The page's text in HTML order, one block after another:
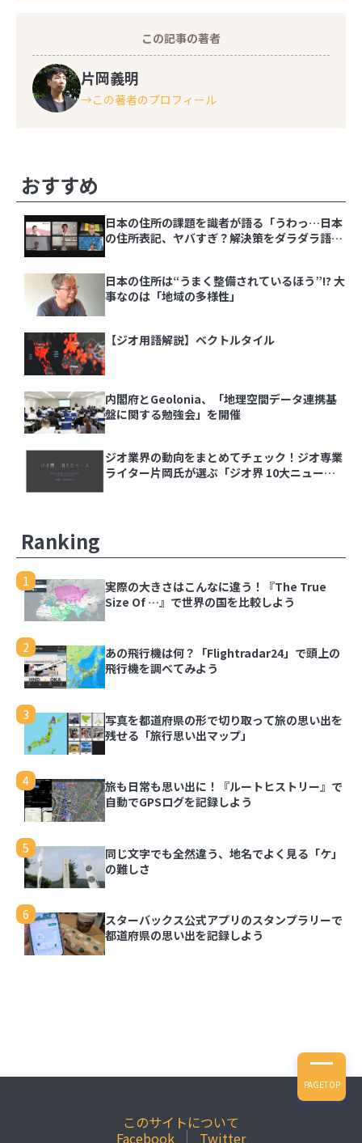
この記事の著者
片岡義明
この著者のプロフィール
その他の記事
おすすめ
日本の住所の課題を識者が語る「うわっ…日本
の住所表記、ヤバすぎ？解決策をダラダラ語る
日本の住所は“うまく整備されているほう”!? 大
事なのは「地域の多様性」
【ジオ用語解説】ベクトルタイル
内閣府とGeolonia、「地理空間データ連携基
盤に関する勉強会」を開催
ジオ業界の動向をまとめてチェック！ジオ専業
ライター片岡氏が選ぶ「ジオ界 10大ニュース
Ranking
1
実際の大きさはこんなに違う！『The True
Size Of …』で世界の国を比較しよう
2
あの飛行機は何？「Flightradar24」で頭上の
飛行機を調べてみよう
3
写真を都道府県の形で切り取って旅の思い出を
残せる「旅行思い出マップ」
4
旅も日常も思い出に！『ルートヒストリー』で
自動でGPSログを記録しよう
5
同じ文字でも全然違う、地名でよく見る「ケ」
の難しさ
6
スターバックス公式アプリのスタンプラリーで
都道府県の思い出を記録しよう
PAGETOP
このサイトについて
Facebook
Twitter